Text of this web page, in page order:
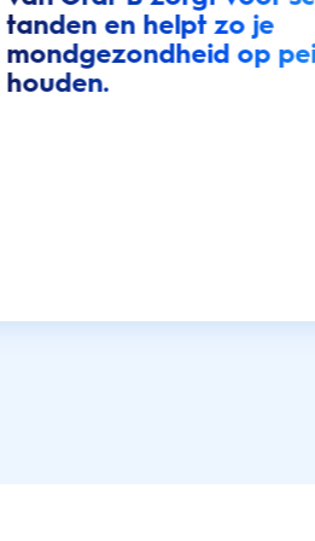
tanden en helpt zo je
mondgezondheid op
houden.